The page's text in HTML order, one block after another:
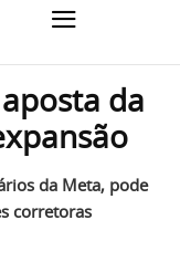
da
da Meta, pode
corretoras